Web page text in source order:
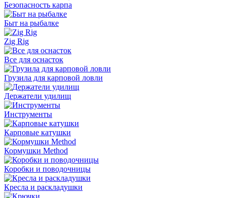
Безопасность карпа
Быт на рыбалке
Zig Rig
Все для оснасток
Грузила для карповой ловли
Держатели удилищ
Инструменты
Карповые катушки
Кормушки Method
Коробки и поводочницы
Кресла и раскладушки